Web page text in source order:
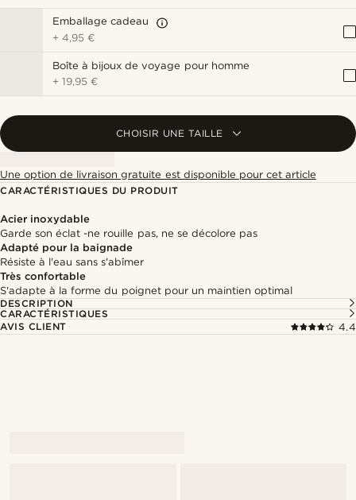
Emballage cadeau
+4,95 €
Boîte à bijoux de voyage pour homme
+19,95 €
CHOISIR UNE TAILLE
Une option de livraison gratuite est disponible pour cet article
CARACTÉRISTIQUES DU PRODUIT
Acier inoxydable
Garde son éclat -ne rouille pas, ne se décolore pas
Adapté pour la baignade
Résiste à l'eau sans s'abîmer
Très confortable
S'adapte à la forme du poignet pour un maintien optimal
DESCRIPTION
CARACTÉRISTIQUES
AVIS CLIENT
4.4